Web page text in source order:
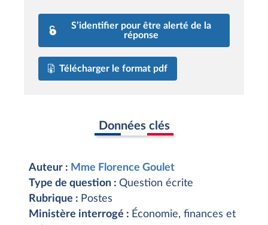
S’identifier pour être alerté de la
réponse
Télécharger le format pdf
Données clés
Auteur : Mme Florence Goulet
Type de question : Question écrite
Rubrique : Postes
Ministère interrogé : Économie, finances et